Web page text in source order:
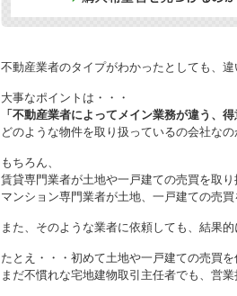
不動産業者のタイプがわかったとしても、
大事なポイントは・・・
「不動産業者によってメイン業務が違う、得
どのような物件を取り扱っているの会社なの
もちろん、
賃貸専門業者が土地や一戸建ての売買を取
マンション専門業者が土地、一戸建ての売買
また、そのような業者に依頼しても、結果
たとえ・・・初めて土地や一戸建ての売買を
まだ不慣れな宅地建物取引主任者でも、営業